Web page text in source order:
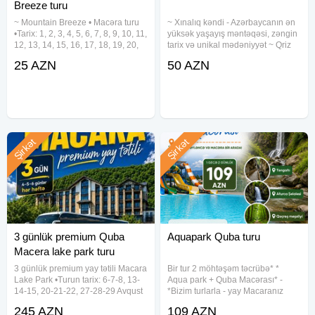
Breeze turu
~ Mountain Breeze • Macəra turu
•Tarix: 1, 2, 3, 4, 5, 6, 7, 8, 9, 10, 11,
12, 13, 14, 15, 16, 17, 18, 19, 20,
30, 31 Avqust •Qiymət: •Ekonom
25 AZN
~ Xınalıq kəndi - Azərbaycanın ən
yüksək yaşayış məntəqəsi, zəngin
tarix və unikal mədəniyyət ~ Qriz
təbiət yürüşü ~ Qəçrəş meşəliyi
50 AZN
3 günlük premium Quba
Macera lake park turu
3 günlük premium yay tətili Macara
Lake Park •Turun tarix: 6-7-8, 13-
14-15, 20-21-22, 27-28-29 Avqust
Şirkət
245 AZN
Aquapark Quba turu
Bir tur 2 möhtəşəm təcrübə* *
Aqua park + Quba Macərası* -
*Bizim turlarla - yay Macaranız
Şirkət
109 AZN